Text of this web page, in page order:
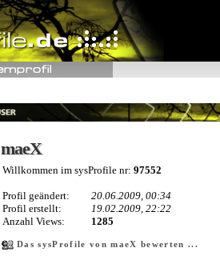
maeX
maeX
Willkommen im sysProfile nr: 97552
Profil geändert:
20.06.2009, 00:34
Profil erstellt:
19.02.2009, 22:22
Anzahl Views:
1285
Das sysProfile von maeX bewerten ...